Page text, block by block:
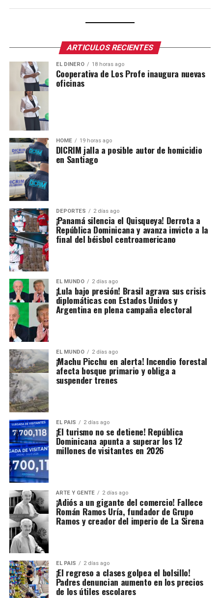
ARTICULOS RECIENTES
EL DINERO 18 horas ago
Cooperativa de Los Profe inaugura nuevas
oficinas
HOME 19 horas ago
DICRIM jalla a posible autor de homicidio
en Santiago
DEPORTES 2 días ago
¡Panamá silencia el Quisqueya! Derrota a
República Dominicana y avanza invicto a la
final del béisbol centroamericano
EL MUNDO 2 días ago
¡Lula bajo presión! Brasil agrava sus crisis
diplomáticas con Estados Unidos y
Argentina en plena campaña electoral
EL MUNDO 2 días ago
¡Machu Picchu en alerta! Incendio forestal
afecta bosque primario y obliga a
suspender trenes
EL PAIS 2 días ago
¡El turismo no se detiene! República
Dominicana apunta a superar los 12
millones de visitantes en 2026
ARTE Y GENTE 2 días ago
¡Adiós a un gigante del comercio! Fallece
Román Ramos Uría, fundador de Grupo
Ramos y creador del imperio de La Sirena
EL PAIS 2 días ago
¡El regreso a clases golpea el bolsillo!
Padres denuncian aumento en los precios
de los útiles escolares